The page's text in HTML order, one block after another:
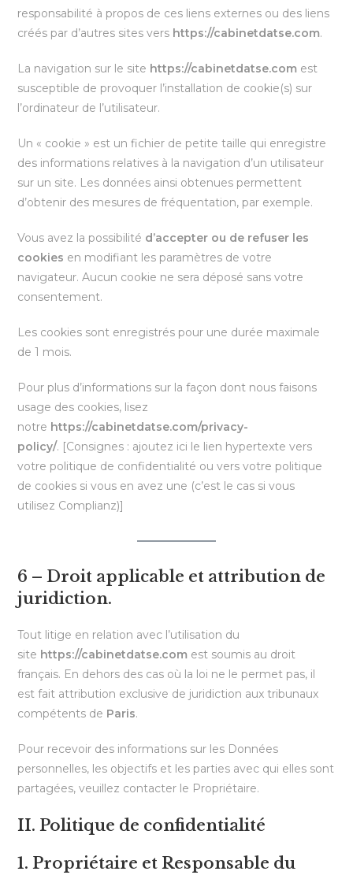
responsabilité à propos de ces liens externes ou des liens
créés par d’autres sites vers https://cabinetdatse.com.
La navigation sur le site https://cabinetdatse.com est
susceptible de provoquer l’installation de cookie(s) sur
l’ordinateur de l’utilisateur.
Un « cookie » est un fichier de petite taille qui enregistre
des informations relatives à la navigation d’un utilisateur
sur un site. Les données ainsi obtenues permettent
d’obtenir des mesures de fréquentation, par exemple.
Vous avez la possibilité d’accepter ou de refuser les
cookies en modifiant les paramètres de votre
navigateur. Aucun cookie ne sera déposé sans votre
consentement.
Les cookies sont enregistrés pour une durée maximale
de 1 mois.
Pour plus d’informations sur la façon dont nous faisons
usage des cookies, lisez
notre https://cabinetdatse.com/privacy-
policy/. [Consignes : ajoutez ici le lien hypertexte vers
votre politique de confidentialité ou vers votre politique
de cookies si vous en avez une (c’est le cas si vous
utilisez Complianz)]
6 – Droit applicable et attribution de
juridiction.
Tout litige en relation avec l’utilisation du
site https://cabinetdatse.com est soumis au droit
français. En dehors des cas où la loi ne le permet pas, il
est fait attribution exclusive de juridiction aux tribunaux
compétents de Paris.
Pour recevoir des informations sur les Données
personnelles, les objectifs et les parties avec qui elles sont
partagées, veuillez contacter le Propriétaire.
II. Politique de confidentialité
1. Propriétaire et Responsable du